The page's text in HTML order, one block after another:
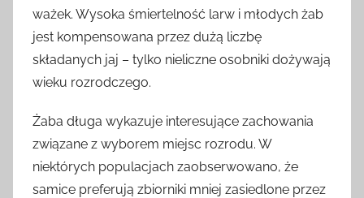
ważek. Wysoka śmiertelność larw i młodych żab
jest kompensowana przez dużą liczbę
składanych jaj – tylko nieliczne osobniki dożywają
wieku rozrodczego.
Żaba długa wykazuje interesujące zachowania
związane z wyborem miejsc rozrodu. W
niektórych populacjach zaobserwowano, że
samice preferują zbiorniki mniej zasiedlone przez